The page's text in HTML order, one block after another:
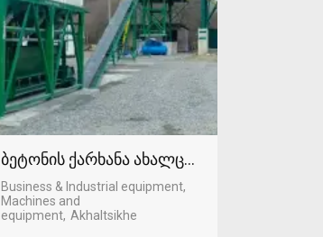
ბეტონის ქარხანა ახალციხეში
Business & Industrial equipment,
Machines and
equipment Akhaltsikhe